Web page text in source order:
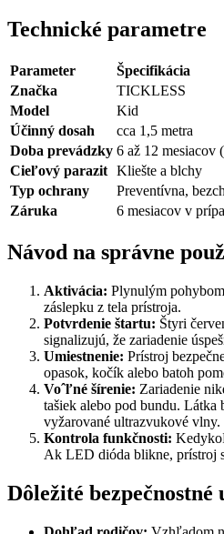
Technické parametre
Parameter
Špecifikácia
Značka
TICKLESS
Model
Kid
Účinný dosah
cca 1,5 metra
Doba prevádzky 6 až 12 mesiacov
Cieľový parazit Kliešte a blchy
Typ ochrany
Preventívna,
Záruka
6 mesiacov v
Návod na správne
Aktivácia: Plynulým
záslepku z tela prístroja.
Potvrdenie štartu: Štyri
signalizujú, že zariadenie
Umiestnenie: Prístroj
opasok, kočík alebo batoh
Voˆľné šírenie: Zariadenie
tašiek alebo pod bundu. Látka
vyžarované ultrazvukové vlny.
Kontrola funkčnosti:
Ak LED dióda blikne, prístroj
Dôležité bezpečnostné